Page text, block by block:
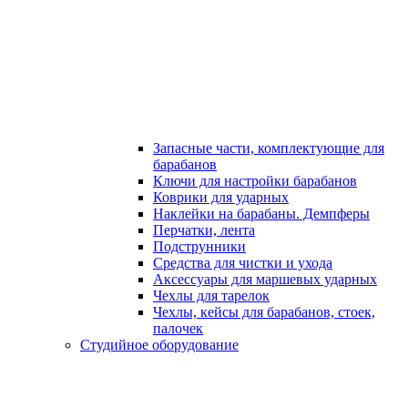
Запасные части, комплектующие для
барабанов
Ключи для настройки барабанов
Коврики для ударных
Наклейки на барабаны. Демпферы
Перчатки, лента
Подструнники
Средства для чистки и ухода
Аксессуары для маршевых ударных
Чехлы для тарелок
Чехлы, кейсы для барабанов, стоек,
палочек
Студийное оборудование